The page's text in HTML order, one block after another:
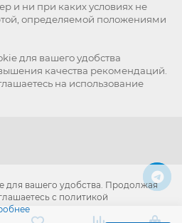
для вашего удобства. Продолжая
с политикой
и ни при каких условиях не
определяемой положениями
для вашего удобства
качества рекомендаций.
на использование